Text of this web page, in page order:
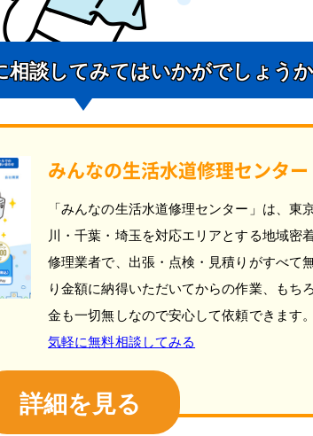
相談してみてはいかがでしょう
みんなの生活水道修理センター
「みんなの生活水道修理センター」は、東
川・千葉・埼玉を対応エリアとする地域密
修理業者で、出張・点検・見積りがすべて
り金額に納得いただいてからの作業、もち
金も一切無しなので安心して依頼できます。
気軽に無料相談してみる
詳細を見る